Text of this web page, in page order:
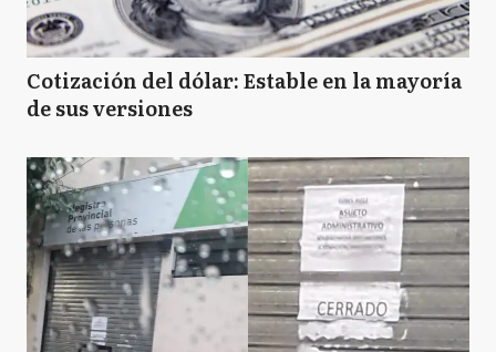
Cotización del dólar: Estable en la mayoría
de sus versiones